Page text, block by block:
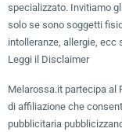
specializzato. Invitiamo
solo se sono soggetti
intolleranze, allergie, ecc
Leggi il Disclaimer
Melarossa.it partecipa al
di affiliazione che
pubblicitaria